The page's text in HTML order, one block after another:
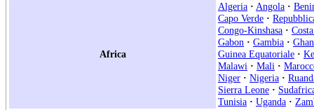
Africa
Algeria · Angola ·
Capo Verde ·
Congo-Kinshasa ·
Gabon · Gambia ·
Guinea Equatoriale ·
Malawi · Mali ·
Niger · Nigeria ·
Sierra Leone ·
Tunisia · Uganda ·